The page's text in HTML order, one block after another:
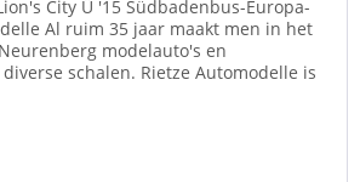
City Ü '15 Südbadenbus-Europa-
Al ruim 35 jaar maakt men in het
modelauto's en
schalen. Rietze Automodelle is